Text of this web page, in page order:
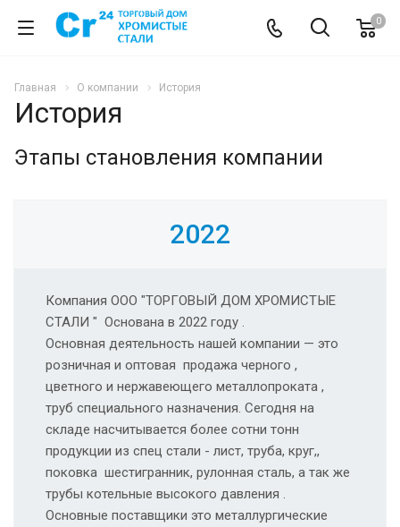
0
Главная О компании История
История
Этапы становления компании
2022
Компания ООО "ТОРГОВЫЙ ДОМ ХРОМИСТЫЕ
СТАЛИ " Основана в 2022 году .
Основная деятельность нашей компании — это
розничная и оптовая продажа черного ,
цветного и нержавеющего металлопроката ,
труб специального назначения. Сегодня на
складе насчитывается более сотни тонн
продукции из спец стали - лист, труба, круг,,
поковка шестигранник, рулонная сталь, а так же
трубы котельные высокого давления .
Основные поставщики это металлургические